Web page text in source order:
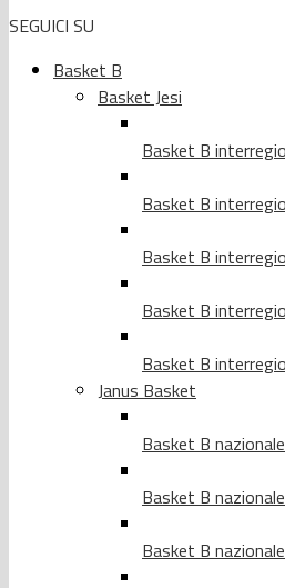
SEGUICI SU
Basket B
Basket Jesi
Basket B
Basket B
Basket B
Basket B
Basket B
Janus Basket
Basket B
Basket B
Basket B